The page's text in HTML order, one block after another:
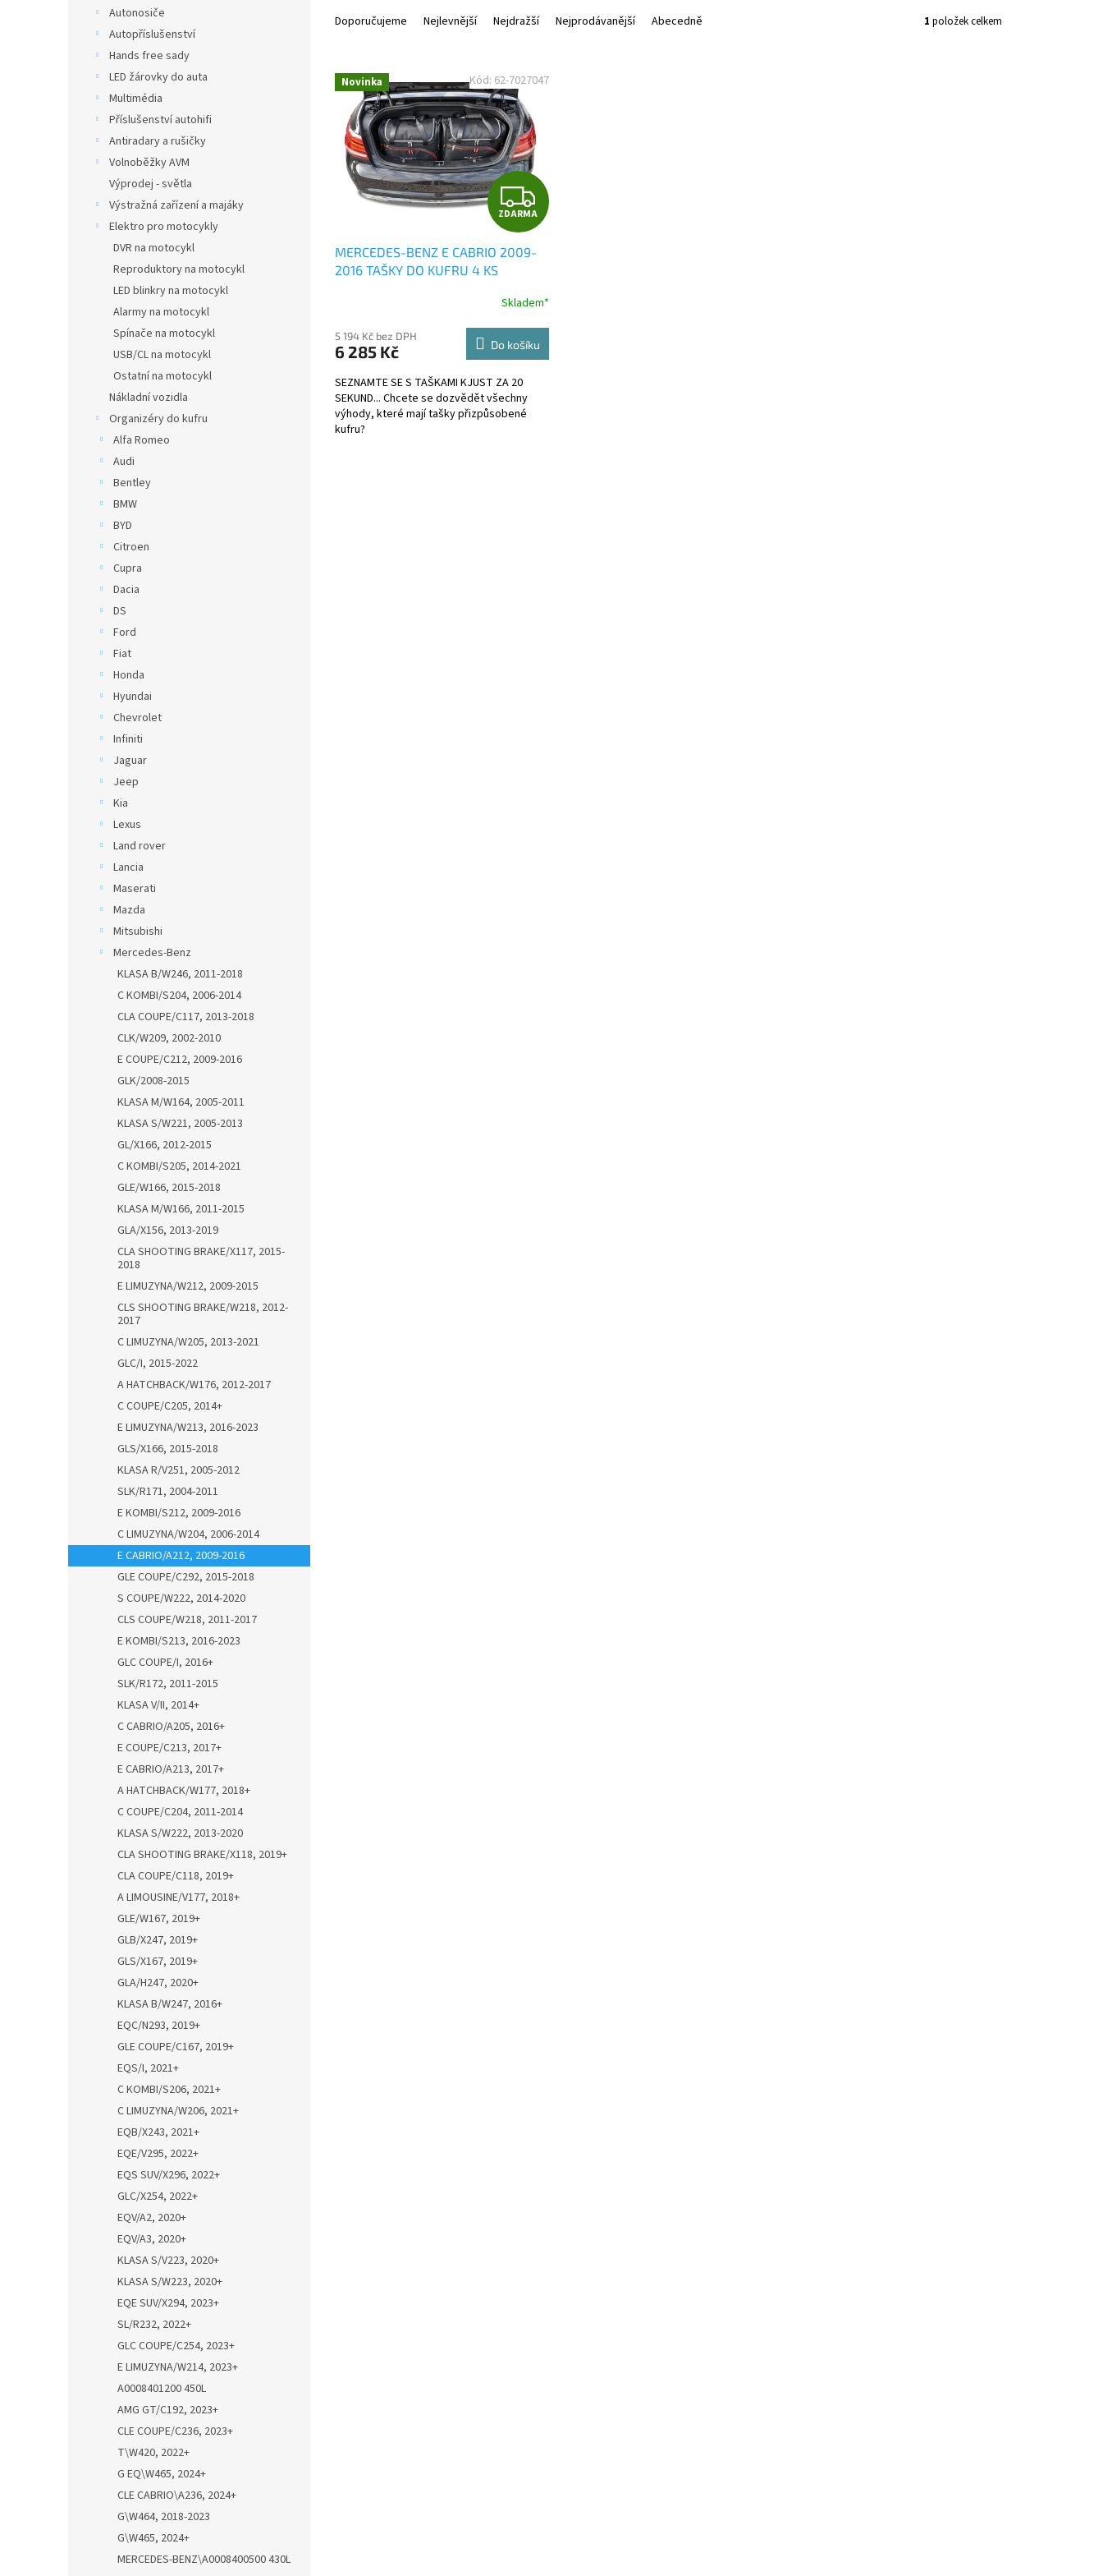
Autonosiče
Autopříslušenství
Hands free sady
LED žárovky do auta
Multimédia
Příslušenství autohifi
Antiradary a rušičky
Volnoběžky AVM
Výprodej - světla
Výstražná zařízení a majáky
Elektro pro motocykly
DVR na motocykl
Reproduktory na motocykl
LED blinkry na motocykl
Alarmy na motocykl
Spínače na motocykl
USB/CL na motocykl
Ostatní na motocykl
Nákladní vozidla
Organizéry do kufru
Alfa Romeo
Audi
Bentley
BMW
BYD
Citroen
Cupra
Dacia
DS
Ford
Fiat
Honda
Hyundai
Chevrolet
Infiniti
Jaguar
Jeep
Kia
Lexus
Land rover
Lancia
Maserati
Mazda
Mitsubishi
Mercedes-Benz
KLASA B/W246, 2011-2018
C KOMBI/S204, 2006-2014
CLA COUPE/C117, 2013-2018
CLK/W209, 2002-2010
E COUPE/C212, 2009-2016
GLK/2008-2015
KLASA M/W164, 2005-2011
KLASA S/W221, 2005-2013
GL/X166, 2012-2015
C KOMBI/S205, 2014-2021
GLE/W166, 2015-2018
KLASA M/W166, 2011-2015
GLA/X156, 2013-2019
CLA SHOOTING BRAKE/X117, 2015-
2018
E LIMUZYNA/W212, 2009-2015
CLS SHOOTING BRAKE/W218, 2012-
2017
C LIMUZYNA/W205, 2013-2021
GLC/I, 2015-2022
A HATCHBACK/W176, 2012-2017
C COUPE/C205, 2014+
E LIMUZYNA/W213, 2016-2023
GLS/X166, 2015-2018
KLASA R/V251, 2005-2012
SLK/R171, 2004-2011
E KOMBI/S212, 2009-2016
C LIMUZYNA/W204, 2006-2014
E CABRIO/A212, 2009-2016
GLE COUPE/C292, 2015-2018
S COUPE/W222, 2014-2020
CLS COUPE/W218, 2011-2017
E KOMBI/S213, 2016-2023
GLC COUPE/I, 2016+
SLK/R172, 2011-2015
KLASA V/II, 2014+
C CABRIO/A205, 2016+
E COUPE/C213, 2017+
E CABRIO/A213, 2017+
A HATCHBACK/W177, 2018+
C COUPE/C204, 2011-2014
KLASA S/W222, 2013-2020
CLA SHOOTING BRAKE/X118, 2019+
CLA COUPE/C118, 2019+
A LIMOUSINE/V177, 2018+
GLE/W167, 2019+
GLB/X247, 2019+
GLS/X167, 2019+
GLA/H247, 2020+
KLASA B/W247, 2016+
EQC/N293, 2019+
GLE COUPE/C167, 2019+
EQS/I, 2021+
C KOMBI/S206, 2021+
C LIMUZYNA/W206, 2021+
EQB/X243, 2021+
EQE/V295, 2022+
EQS SUV/X296, 2022+
GLC/X254, 2022+
EQV/A2, 2020+
EQV/A3, 2020+
KLASA S/V223, 2020+
KLASA S/W223, 2020+
EQE SUV/X294, 2023+
SL/R232, 2022+
GLC COUPE/C254, 2023+
E LIMUZYNA/W214, 2023+
A0008401200 450L
AMG GT/C192, 2023+
CLE COUPE/C236, 2023+
T\W420, 2022+
G EQ\W465, 2024+
CLE CABRIO\A236, 2024+
G\W464, 2018-2023
G\W465, 2024+
MERCEDES-BENZ\A0008400500 430L
n
Doporučujeme Nejlevnější Nejdražší Nejprodávanější Abecedně 1 položek celkem
V Novinka
Z
D
A
R
M
A
ZDARMA
MERCEDES-BENZ E CABRIO 2009-
2016 TAŠKY DO KUFRU 4 KS
Skladem*
5 194 Kč bez DPH
6 285 Kč Do košíku
SEZNAMTE SE S TAŠKAMI KJUST ZA 20
SEKUND... Chcete se dozvědět všechny
výhody, které mají tašky přizpůsobené
kufru?
Kód: 62-7027047